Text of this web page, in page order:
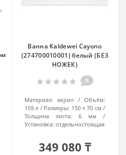
Ванна Kaldewei Cayono
(274700010001) белый (БЕЗ
НОЖЕК)
0
Материал: акрил
Объём:
159 л
Размеры: 150 × 70 см
Толщина листа:
6 мм
Установка: отдельностоящая
349 080 ₸